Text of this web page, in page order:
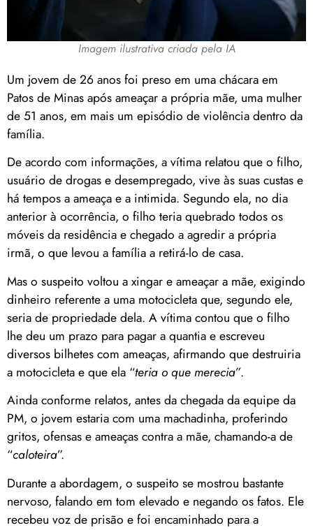
Imagem ilustrativa criada pela IA
Um jovem de 26 anos foi preso em uma chácara em
Patos de Minas após ameaçar a própria mãe, uma mulher
de 51 anos, em mais um episódio de violência dentro da
família.
De acordo com informações, a vítima relatou que o filho,
usuário de drogas e desempregado, vive às suas custas e
há tempos a ameaça e a intimida. Segundo ela, no dia
anterior à ocorrência, o filho teria quebrado todos os
móveis da residência e chegado a agredir a própria
irmã, o que levou a família a retirá-lo de casa.
Mas o suspeito voltou a xingar e ameaçar a mãe, exigindo
dinheiro referente a uma motocicleta que, segundo ele,
seria de propriedade dela. A vítima contou que o filho
lhe deu um prazo para pagar a quantia e escreveu
diversos bilhetes com ameaças, afirmando que destruiria
a motocicleta e que ela “teria o que merecia”.
Ainda conforme relatos, antes da chegada da equipe da
PM, o jovem estaria com uma machadinha, proferindo
gritos, ofensas e ameaças contra a mãe, chamando-a de
“caloteira”.
Durante a abordagem, o suspeito se mostrou bastante
nervoso, falando em tom elevado e negando os fatos. Ele
recebeu voz de prisão e foi encaminhado para a